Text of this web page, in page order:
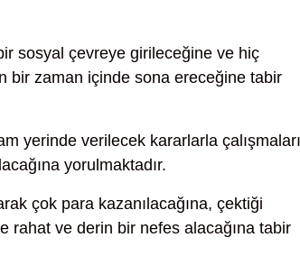
sosyal çevreye girileceğine ve hiç
bir zaman içinde sona ereceğine tabir
yerinde verilecek kararlarla
yorulmaktadır.
çok para kazanılacağına, çektiği
rahat ve derin bir nefes alacağına tabir